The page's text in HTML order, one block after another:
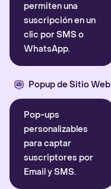
permiten una
suscripción en un
clic por SMS o
WhatsApp.
Popup de Sitio Web
Pop-ups
personalizables
para captar
suscriptores por
Email y SMS.